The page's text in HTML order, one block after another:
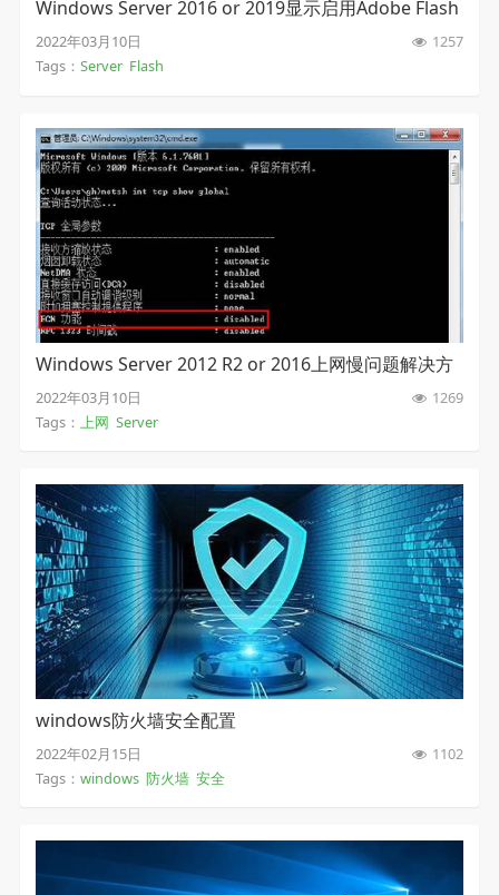
Windows Server 2016 or 2019显示启用Adobe Flash
Player
2022年03月10日
1257
Tags： Server Flash
Windows Server 2012 R2 or 2016上网慢问题解决方
案
2022年03月10日
1269
Tags： 上网 Server
windows防火墙安全配置
2022年02月15日
1102
Tags： windows 防火墙 安全